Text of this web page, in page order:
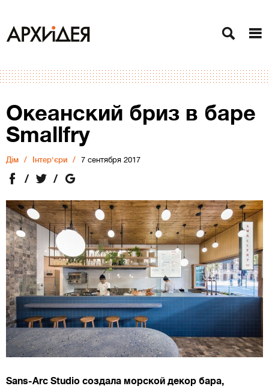
Океанский бриз в баре
Smallfry
Дiм Інтер'єри 7 сентября 2017
Sans-Arc Studio создала морской декор бара,